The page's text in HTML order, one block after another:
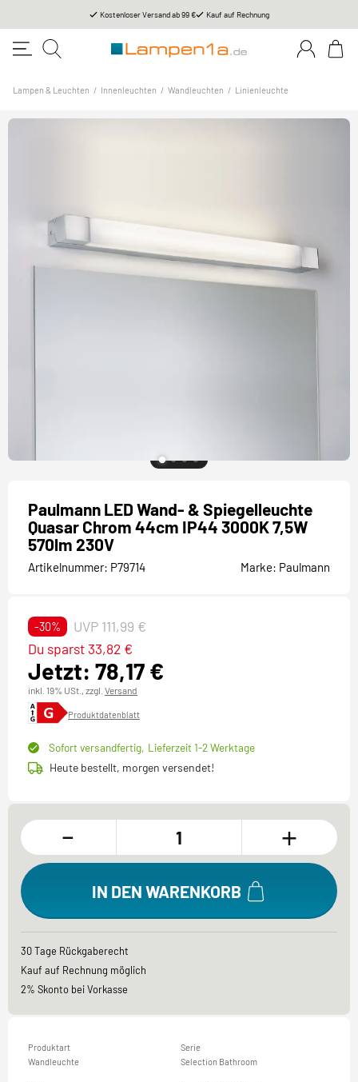
Kostenloser Versand ab 99 € Kauf auf Rechnung
Lampen & Leuchten / Innenleuchten / Wandleuchten / Linienleuchte
Paulmann LED Wand- & Spiegelleuchte
Quasar Chrom 44cm IP44 3000K 7,5W
570lm 230V
Artikelnummer: P79714 Marke: Paulmann
-30% UVP 111,99 €
Jetzt: 78,17 €
Du sparst 33,82 €
inkl. 19% USt., zzgl. Versand
Produktdatenblatt
Sofort versandfertig, Lieferzeit 1-2 Werktage
Heute bestellt, morgen versendet!
- +
IN DEN WARENKORB
30 Tage Rückgaberecht
Kauf auf Rechnung möglich
2% Skonto bei Vorkasse
Produktart
Wandleuchte
Serie
Selection Bathroom